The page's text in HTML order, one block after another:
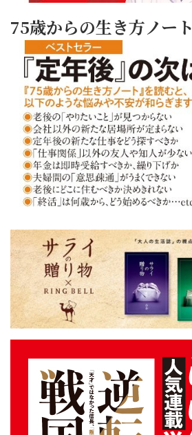
75歳からの生き方ノート